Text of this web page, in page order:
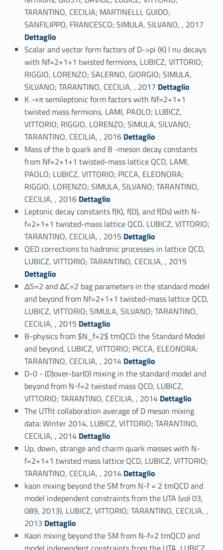
TARANTINO, CECILIA; MARTINELLI, GUIDO;
SANFILIPPO, FRANCESCO; SIMULA, SILVANO, , 2017
Dettaglio
Scalar and vector form factors of D->pi (K) l nu decays
with Nf=2+1+1 twisted fermions, LUBICZ, VITTORIO;
RIGGIO, LORENZO; SALERNO, GIORGIO; SIMULA,
SILVANO; TARANTINO, CECILIA, , 2017 Link identifier #identifier_person_137867-9Dettaglio
K →π semileptonic form factors with Nf=2+1+1
twisted mass fermions, LAMI, PAOLO; LUBICZ,
VITTORIO; RIGGIO, LORENZO; SIMULA, SILVANO;
TARANTINO, CECILIA, , 2016Link identifier #identifier_person_176391-10
Dettaglio
Mass of the b quark and B -meson decay constants
from Nf=2+1+1 twisted-mass lattice QCD, LAMI,
PAOLO; LUBICZ, VITTORIO; PICCA, ELEONORA;
RIGGIO, LORENZO; SIMULA, SILVANO; TARANTINO,
CECILIA, , 2016 Link identifier #identifier_person_199014-11
Dettaglio
Leptonic decay constants f(K), f(D), and f(Ds) with N-
f=2+1+1 twisted-mass lattice QCD, LUBICZ, VITTORIO;
TARANTINO, CECILIA, , 2015 Link identifier #identifier_person_42549-12
Dettaglio
QED corrections to hadronic processes in lattice QCD,
LUBICZ, VITTORIO; TARANTINO, CECILIA, , 2015 Link identifier #identifier_person_165363-13
Dettaglio
ΔS=2 and ΔC=2 bag parameters in the standard model
and beyond from Nf=2+1+1 twisted-mass lattice QCD,
LUBICZ, VITTORIO; SIMULA, SILVANO; TARANTINO,
CECILIA, , 2015 Link identifier #identifier_person_47907-14
Dettaglio
B-physics from $N_f=2$ tmQCD: the Standard Model
and beyond, LUBICZ, VITTORIO; PICCA, ELEONORA;
TARANTINO, CECILIA, , 2014 Link identifier #identifier_person_17710-15
Dettaglio
D-0 - (D)over-bar(0) mixing in the standard model and
beyond from N-f=2 twisted mass QCD, LUBICZ,
VITTORIO; TARANTINO, CECILIA, , 2014 Link identifier #identifier_person_187424-16
Dettaglio
The UTfit collaboration average of D meson mixing
data: Winter 2014, LUBICZ, VITTORIO; TARANTINO,
CECILIA, , 2014 Link identifier #identifier_person_56948-17
Dettaglio
Up, down, strange and charm quark masses with N-
f=2+1+1 twisted mass lattice QCD, LUBICZ, VITTORIO;
TARANTINO, CECILIA, , 2014 Link identifier #identifier_person_11426-18
Dettaglio
kaon mixing beyond the SM from N-f = 2 tmQCD and
model independent constraints from the UTA (vol 03,
089, 2013), LUBICZ, VITTORIO; TARANTINO, CECILIA, ,
2013 Link identifier #identifier_person_6452-19
Dettaglio
Kaon mixing beyond the SM from N-f=2 tmQCD and